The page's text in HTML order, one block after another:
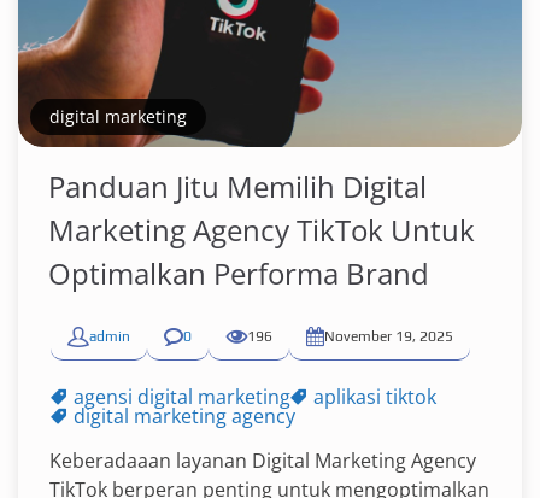
digital marketing
Panduan Jitu Memilih Digital
Marketing Agency TikTok Untuk
Optimalkan Performa Brand
admin 0 196 November 19, 2025
agensi digital marketing aplikasi tiktok
digital marketing agency
Keberadaaan layanan Digital Marketing Agency
TikTok berperan penting untuk mengoptimalkan